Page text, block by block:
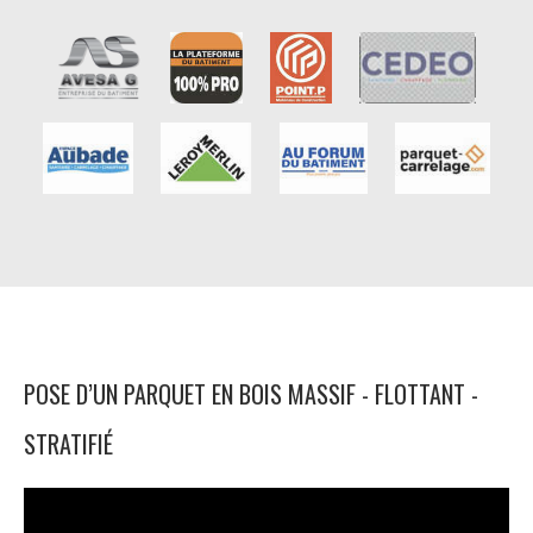
POSE D’UN PARQUET EN BOIS MASSIF - FLOTTANT -
STRATIFIÉ